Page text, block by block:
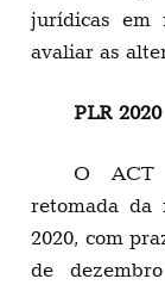
jurídicas em
avaliar as
PLR 2020
O ACT
retomada da
2020, com
de